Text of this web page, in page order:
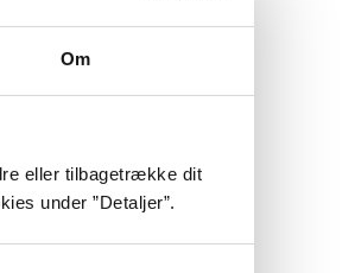
Om
eller tilbagetrække dit
under ”Detaljer”.